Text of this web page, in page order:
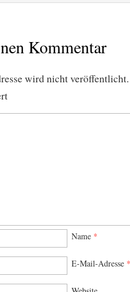
Kommentar
wird nicht veröffentlicht.
Name *
E-Mail-Adresse *